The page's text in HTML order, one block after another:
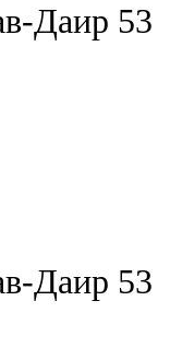
Даир 53
Даир 53